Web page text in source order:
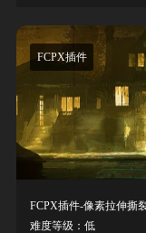
FCPX插件
难度等级：低